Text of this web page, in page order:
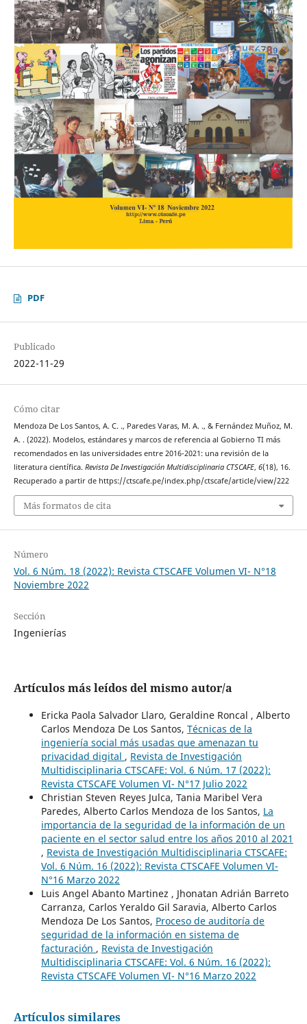
PDF
Publicado
2022-11-29
Cómo citar
Mendoza De Los Santos, A. C. ., Paredes Varas, M. A. ., & Fernández Muñoz, M.
A. . (2022). Modelos, estándares y marcos de referencia al Gobierno TI más
recomendados en las universidades entre 2016-2021: una revisión de la
literatura científica. Revista De Investigación Multidisciplinaria CTSCAFE, 6(18), 16.
Recuperado a partir de https://ctscafe.pe/index.php/ctscafe/article/view/222
Más formatos de cita
Número
Vol. 6 Núm. 18 (2022): Revista CTSCAFE Volumen VI- N°18
Noviembre 2022
Sección
Ingenierías
Artículos más leídos del mismo autor/a
Ericka Paola Salvador Llaro, Geraldine Roncal , Alberto
Carlos Mendoza De Los Santos, Técnicas de la
ingeniería social más usadas que amenazan tu
privacidad digital , Revista de Investigación
Multidisciplinaria CTSCAFE: Vol. 6 Núm. 17 (2022):
Revista CTSCAFE Volumen VI- N°17 Julio 2022
Christian Steven Reyes Julca, Tania Maribel Vera
Paredes, Alberto Carlos Mendoza de los Santos, La
importancia de la seguridad de la información de un
paciente en el sector salud entre los años 2010 al 2021
, Revista de Investigación Multidisciplinaria CTSCAFE:
Vol. 6 Núm. 16 (2022): Revista CTSCAFE Volumen VI-
N°16 Marzo 2022
Luis Angel Abanto Martinez , Jhonatan Adrián Barreto
Carranza, Carlos Yeraldo Gil Saravia, Alberto Carlos
Mendoza De Los Santos, Proceso de auditoría de
seguridad de la información en sistema de
facturación , Revista de Investigación
Multidisciplinaria CTSCAFE: Vol. 6 Núm. 16 (2022):
Revista CTSCAFE Volumen VI- N°16 Marzo 2022
Artículos similares